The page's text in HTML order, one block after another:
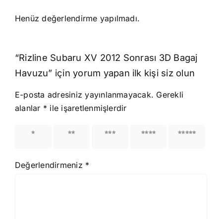
Henüz değerlendirme yapılmadı.
“Rizline Subaru XV 2012 Sonrası 3D Bagaj
Havuzu” için yorum yapan ilk kişi siz olun
E-posta adresiniz yayınlanmayacak. Gerekli
alanlar * ile işaretlenmişlerdir
2/5
3/5
4/5
5/5
Değerlendirmeniz *